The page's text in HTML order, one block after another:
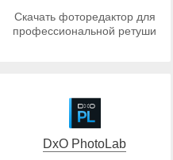
Скачать фоторедактор для
профессиональной ретуши
DxO PhotoLab